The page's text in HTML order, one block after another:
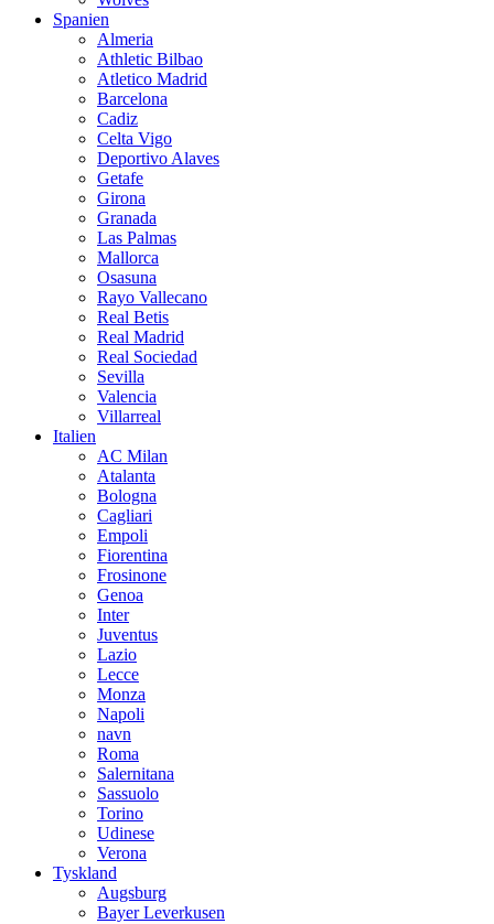
Spanien
Almeria
Athletic Bilbao
Atletico Madrid
Barcelona
Cadiz
Celta Vigo
Deportivo Alaves
Getafe
Girona
Granada
Las Palmas
Mallorca
Osasuna
Rayo Vallecano
Real Betis
Real Madrid
Real Sociedad
Sevilla
Valencia
Villarreal
Italien
AC Milan
Atalanta
Bologna
Cagliari
Empoli
Fiorentina
Frosinone
Genoa
Inter
Juventus
Lazio
Lecce
Monza
Napoli
navn
Roma
Salernitana
Sassuolo
Torino
Udinese
Verona
Tyskland
Augsburg
Bayer Leverkusen